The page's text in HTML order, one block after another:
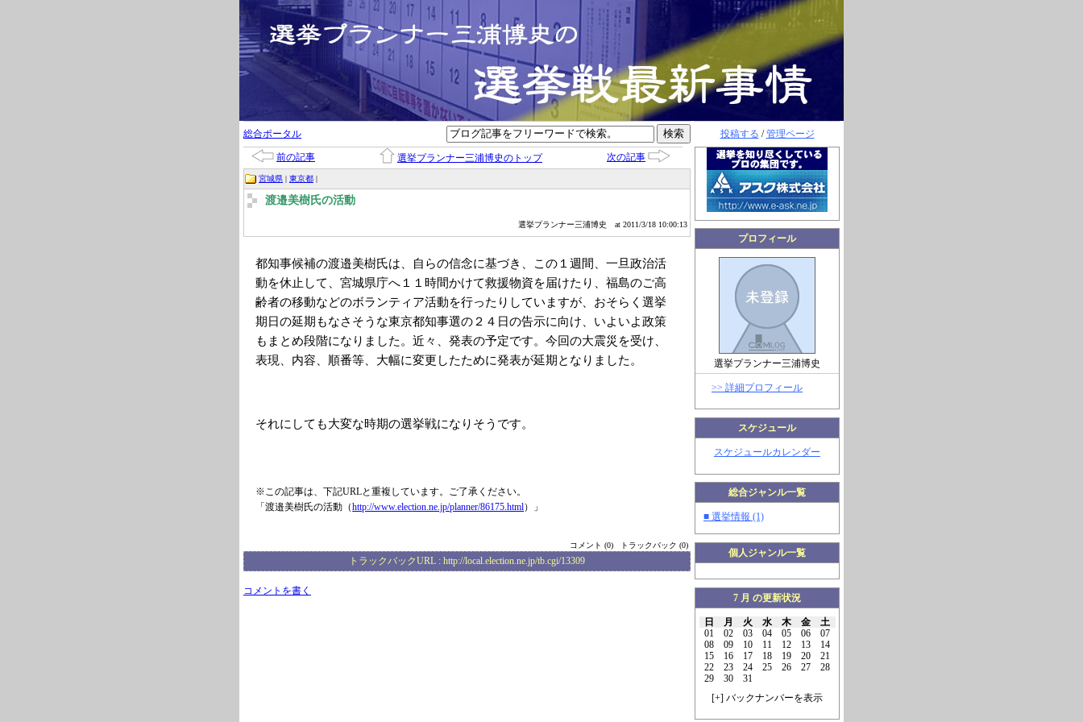
投稿する /管理ページ
プロフィール
選挙プランナー三浦博史
>> 詳細プロフィール
スケジュール
スケジュールカレンダー
総合ジャンル一覧
■ 選挙情報 (1)
個人ジャンル一覧
7 月 の更新状況
日 月 火 水 木 金
土
01
02 03 04 05 06
07
08
09 10 11 12 13
14
15
16 17 18 19 20
21
22
23 24 25 26 27
28
29
30
31
[+] バックナンバーを表示
総合ポータル
前の記事 選挙プランナー三浦博史のトップ 次の記事
宮城県 | 東京都 |
渡邉美樹氏の活動
選挙プランナー三浦博史 at 2011/3/18 10:00:13
都知事候補の渡邉美樹氏は、自らの信念に基づき、この１週間、一旦政治活
動を休止して、宮城県庁へ１１時間かけて救援物資を届けたり、福島のご高
齢者の移動などのボランティア活動を行ったりしていますが、おそらく選挙
期日の延期もなさそうな東京都知事選の２４日の告示に向け、いよいよ政策
もまとめ段階になりました。近々、発表の予定です。今回の大震災を受け、
表現、内容、順番等、大幅に変更したために発表が延期となりました。
それにしても大変な時期の選挙戦になりそうです。
※この記事は、下記URLと重複しています。ご了承ください。
「渡邉美樹氏の活動（http://www.election.ne.jp/planner/86175.html）」
コメント (0) トラックバック (0)
トラックバックURL : http://local.election.ne.jp/tb.cgi/13309
コメントを書く